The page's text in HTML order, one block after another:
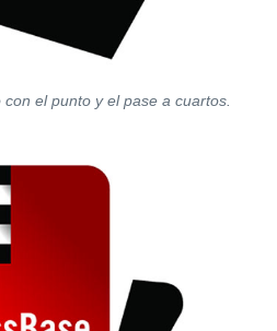
el punto y el pase a cuartos.